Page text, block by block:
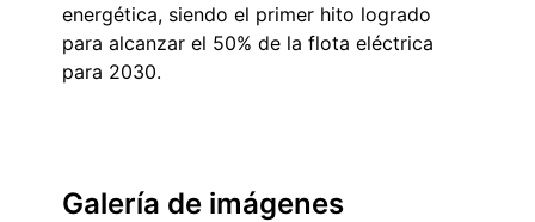
energética, siendo el primer hito logrado
para alcanzar el 50% de la flota eléctrica
para 2030.
Galería de imágenes